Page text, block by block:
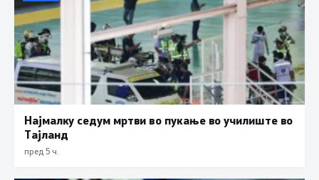
Најмалку седум мртви во пукање во училиште во
Тајланд
пред 5 ч.